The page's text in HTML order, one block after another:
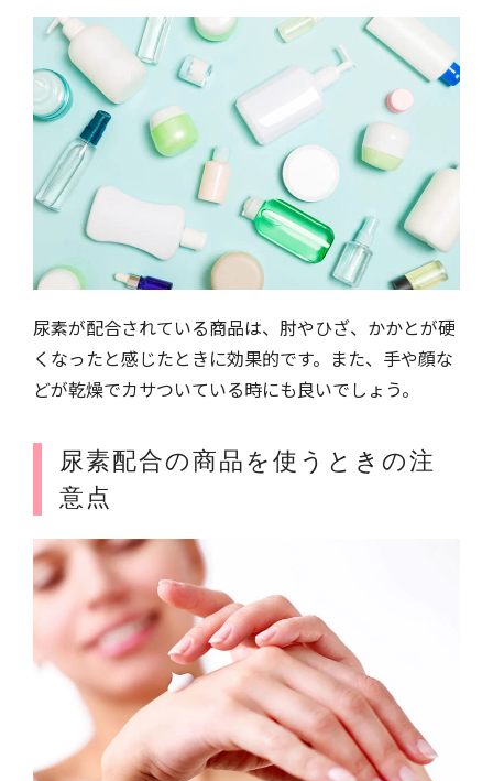
尿素が配合されている商品は、肘やひざ、かかとが硬
くなったと感じたときに効果的です。また、手や顔な
どが乾燥でカサついている時にも良いでしょう。
尿素配合の商品を使うときの注
意点